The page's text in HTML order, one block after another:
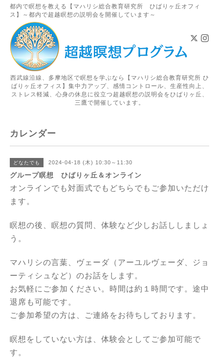
都内で瞑想を教える【マハリシ総合教育研究所 ひばりヶ丘オフィ
ス】～都内で超越瞑想の説明会を開催しています～
西武線沿線、多摩地区で瞑想を学ぶなら【マハリシ総合教育研究所 ひ
ばりヶ丘オフィス】集中力アップ、感情コントロール、生産性向上、
ストレス軽減、心身の休息に役立つ超越瞑想の説明会をひばりヶ丘、
三鷹で開催しています。
カレンダー
どなたでも 2024-04-18 (木) 10:30～11:30
グループ瞑想 ひばりヶ丘＆オンライン
オンラインでも対面式でもどちらでもご参加いただけ
ます。
瞑想の後、瞑想の質問、体験など少しお話ししましょ
う。
マハリシの言葉、ヴェーダ（アーユルヴェーダ、ジョ
ーティシュなど）のお話をします。
お気軽にご参加ください。時間は約１時間です。途中
退席も可能です。
ご参加希望の方は、ご連絡をお待ちしております。
瞑想をしていない方は、体験会としてご参加可能で
す。